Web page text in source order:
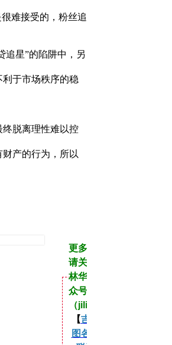
难接受的，粉丝追
星”的陷阱中，另
于市场秩序的稳
脱离理性难以控
产的行为，所以
更多资讯
请关注吉
林华图公
众号
（jilinht）
【吉林华
图各分校